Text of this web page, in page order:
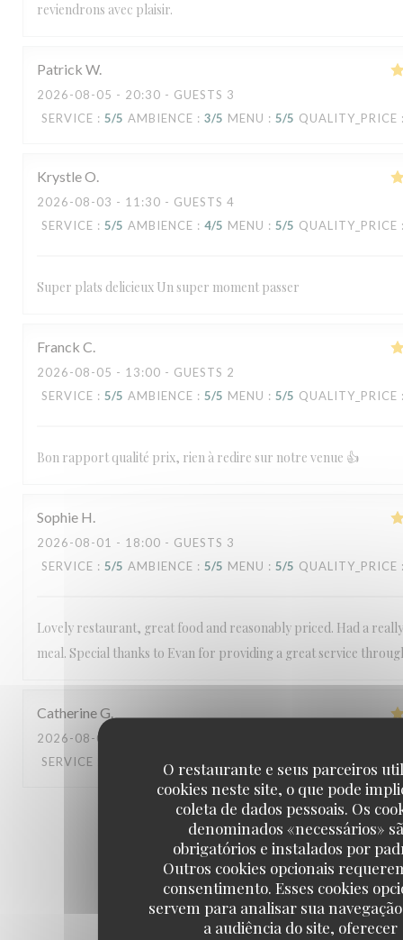
O restaurante e seus parceiros
cookies neste site, o que pode
coleta de dados pessoais. Os
denominados «necessários»
obrigatórios e instalados por
Outros cookies opcionais
consentimento. Esses cookies
servem para analisar sua
a audiência do site, oferecer
reviendrons avec plaisir.
Patrick W
2026-08-05 - 20:30 - GUESTS 3
SERVICE : 5/5 AMBIENCE : 3/5 MENU : 5/5 QUALITY_PRICE
KrystleO
2026-08-03 - 11:30 - GUESTS 4
SERVICE : 5/5 AMBIENCE : 4/5 MENU : 5/5 QUALITY_PRICE
Super plats delicieux Un super moment passer
Franck C
2026-08-05 - 13:00 - GUESTS 2
SERVICE : 5/5 AMBIENCE : 5/5 MENU : 5/5 QUALITY_PRICE
Bon rapport qualité prix, rien à redire sur notre venue 👍
Sophie H
2026-08-01 - 18:00 - GUESTS 3
SERVICE : 5/5 AMBIENCE : 5/5 MENU : 5/5 QUALITY_PRICE
Lovely restaurant, great food and reasonably priced. Had a
meal. Special thanks to Evan for providing a great service
CatherineG
2026-08-01
SERVICE
AMBIENCE MENU QUALITY_PRICE
1 2 3